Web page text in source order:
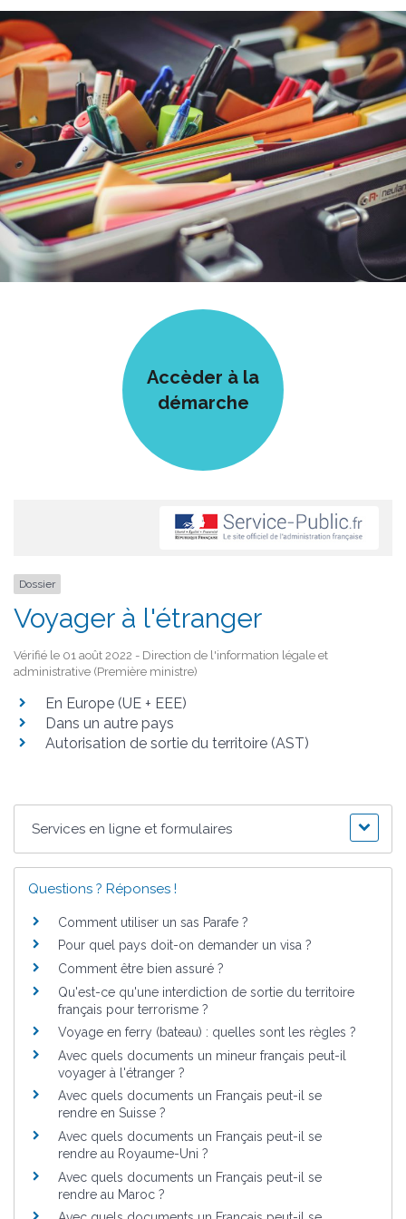
Accèder à la
démarche
Dossier
Voyager à l'étranger
Vérifié le 01 août 2022 - Direction de l'information légale et
administrative (Première ministre)
En Europe (UE + EEE)
Dans un autre pays
Autorisation de sortie du territoire (AST)
Services en ligne et formulaires
Questions ? Réponses !
Comment utiliser un sas Parafe ?
Pour quel pays doit-on demander un visa ?
Comment être bien assuré ?
Qu'est-ce qu'une interdiction de sortie du territoire
français pour terrorisme ?
Voyage en ferry (bateau) : quelles sont les règles ?
Avec quels documents un mineur français peut-il
voyager à l'étranger ?
Avec quels documents un Français peut-il se
rendre en Suisse ?
Avec quels documents un Français peut-il se
rendre au Royaume-Uni ?
Avec quels documents un Français peut-il se
rendre au Maroc ?